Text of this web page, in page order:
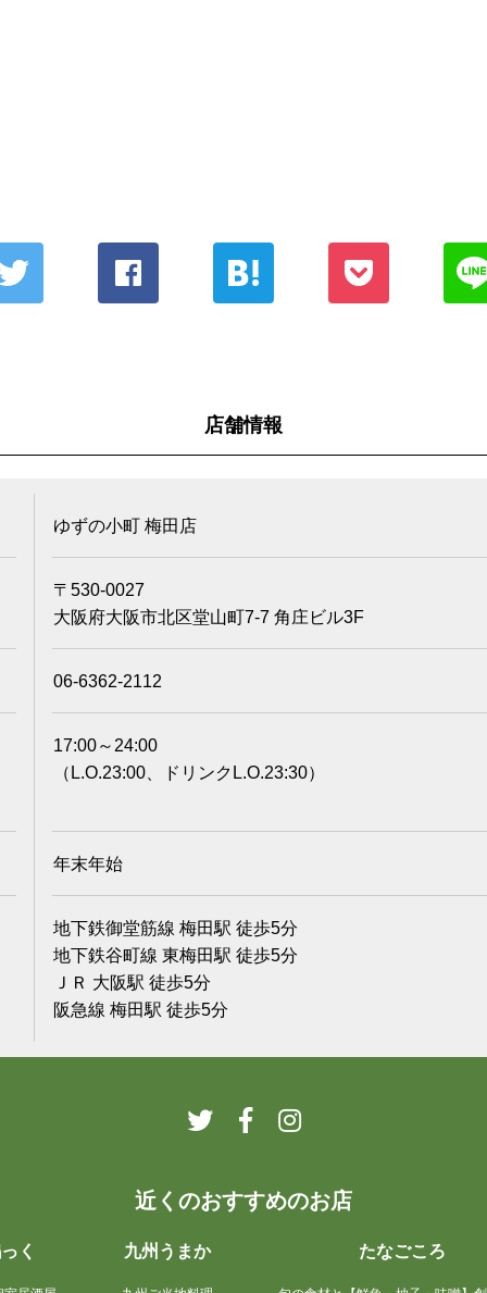
店舗情報
ゆずの小町 梅田店
〒530-0027
大阪府大阪市北区堂山町7-7 角庄ビル3F
06-6362-2112
17:00～24:00
（L.O.23:00、ドリンクL.O.23:30）
年末年始
地下鉄御堂筋線 梅田駅 徒歩5分
地下鉄谷町線 東梅田駅 徒歩5分
ＪＲ 大阪駅 徒歩5分
阪急線 梅田駅 徒歩5分
近くのおすすめのお店
く 九州うまか たなごころ